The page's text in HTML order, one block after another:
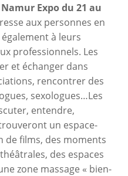
Namur Expo du 21 au
aux personnes en
à leurs
professionnels. Les
et échanger dans
rencontrer des
sexologues…Les
entendre,
un espace-
de films, des moments
des espaces
zone massage « bien-